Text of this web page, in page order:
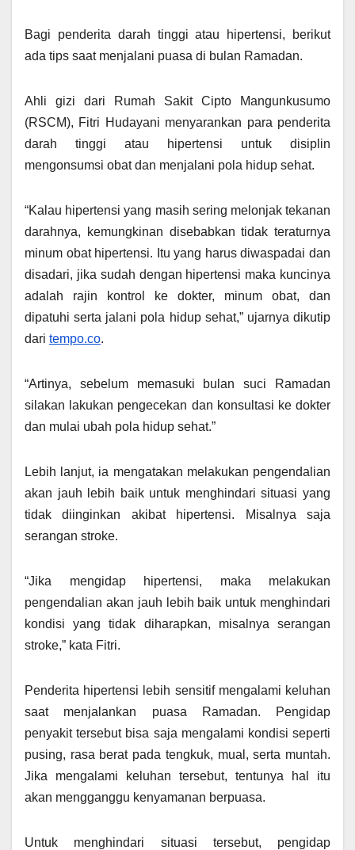
Bagi penderita darah tinggi atau hipertensi, berikut
ada tips saat menjalani puasa di bulan Ramadan.
Ahli gizi dari Rumah Sakit Cipto Mangunkusumo
(RSCM), Fitri Hudayani menyarankan para penderita
darah tinggi atau hipertensi untuk disiplin
mengonsumsi obat dan menjalani pola hidup sehat.
“Kalau hipertensi yang masih sering melonjak tekanan
darahnya, kemungkinan disebabkan tidak teraturnya
minum obat hipertensi. Itu yang harus diwaspadai dan
disadari, jika sudah dengan hipertensi maka kuncinya
adalah rajin kontrol ke dokter, minum obat, dan
dipatuhi serta jalani pola hidup sehat,” ujarnya dikutip
dari tempo.co.
“Artinya, sebelum memasuki bulan suci Ramadan
silakan lakukan pengecekan dan konsultasi ke dokter
dan mulai ubah pola hidup sehat.”
Lebih lanjut, ia mengatakan melakukan pengendalian
akan jauh lebih baik untuk menghindari situasi yang
tidak diinginkan akibat hipertensi. Misalnya saja
serangan stroke.
“Jika mengidap hipertensi, maka melakukan
pengendalian akan jauh lebih baik untuk menghindari
kondisi yang tidak diharapkan, misalnya serangan
stroke,” kata Fitri.
Penderita hipertensi lebih sensitif mengalami keluhan
saat menjalankan puasa Ramadan. Pengidap
penyakit tersebut bisa saja mengalami kondisi seperti
pusing, rasa berat pada tengkuk, mual, serta muntah.
Jika mengalami keluhan tersebut, tentunya hal itu
akan mengganggu kenyamanan berpuasa.
Untuk menghindari situasi tersebut, pengidap